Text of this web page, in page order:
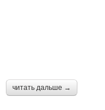
читать дальше →